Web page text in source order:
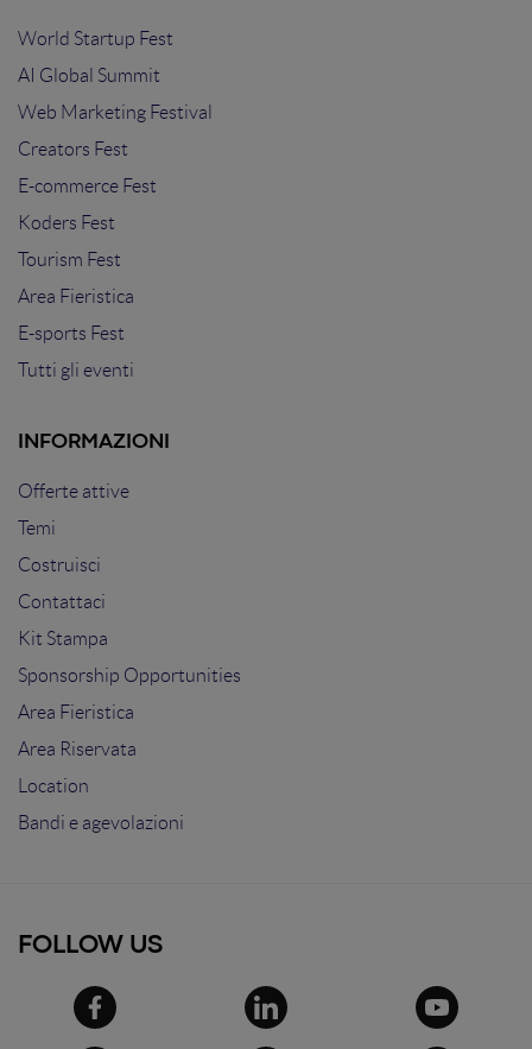
World Startup Fest
AI Global Summit
Web Marketing Festival
Creators Fest
E-commerce Fest
Koders Fest
Tourism Fest
Area Fieristica
E-sports Fest
Tutti gli eventi
INFORMAZIONI
Offerte attive
Temi
Costruisci
Contattaci
Kit Stampa
Sponsorship Opportunities
Area Fieristica
Area Riservata
Location
Bandi e agevolazioni
FOLLOW US